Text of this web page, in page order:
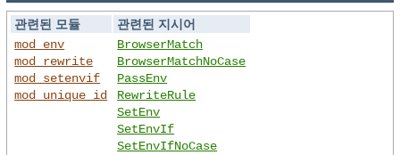
관련된 모듈
관련된 지시어
mod_env
mod_rewrite
mod_setenvif
mod_unique_id
BrowserMatch
BrowserMatchNoCase
PassEnv
RewriteRule
SetEnv
SetEnvIf
SetEnvIfNoCase